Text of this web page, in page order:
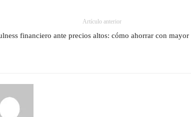
Artículo anterior
financiero ante precios altos: cómo ahorrar con mayor